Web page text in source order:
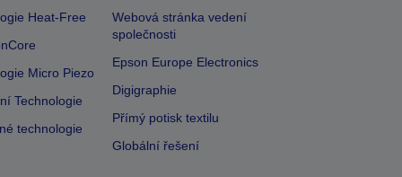
Heat-Free
Micro Piezo
Technologie
technologie
Webová stránka vedení
společnosti
Epson Europe Electronics
Digigraphie
Přímý potisk textilu
Globální řešení